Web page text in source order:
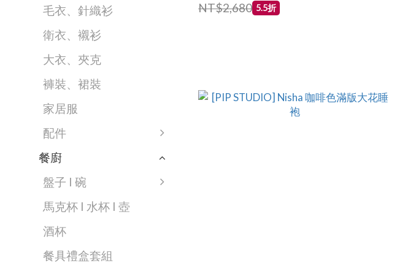
毛衣、針織衫
衛衣、襯衫
大衣、夾克
褲裝、裙裝
家居服
配件
餐廚
盤子 I 碗
馬克杯 I 水杯 I 壺
酒杯
餐具禮盒套組
NT$2,680 5.5折